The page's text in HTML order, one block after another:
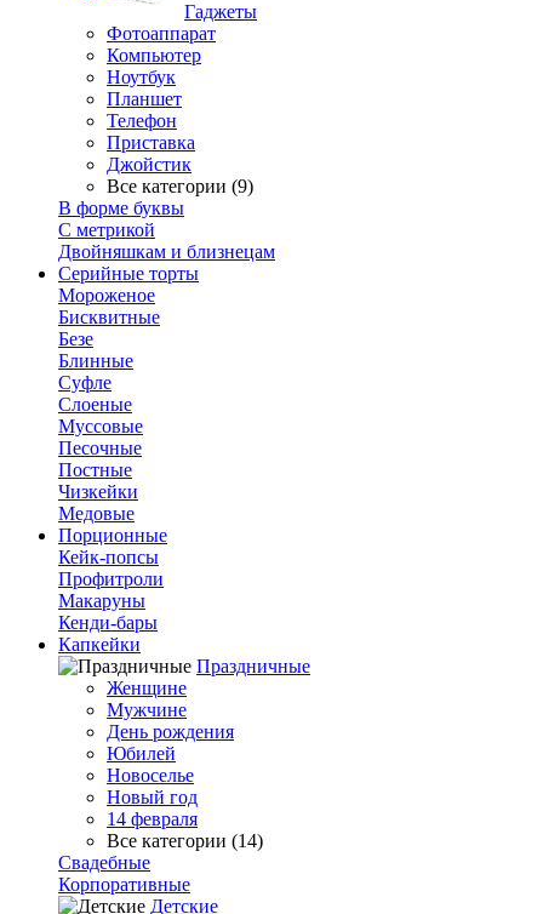
Гаджеты
Фотоаппарат
Компьютер
Ноутбук
Планшет
Телефон
Приставка
Джойстик
Все категории (9)
В форме буквы
С метрикой
Двойняшкам и близнецам
Серийные торты
Мороженое
Бисквитные
Безе
Блинные
Суфле
Слоеные
Муссовые
Песочные
Постные
Чизкейки
Медовые
Порционные
Кейк-попсы
Профитроли
Макаруны
Кенди-бары
Капкейки
Праздничные
Женщине
Мужчине
День рождения
Юбилей
Новоселье
Новый год
14 февраля
Все категории (14)
Свадебные
Корпоративные
Детские